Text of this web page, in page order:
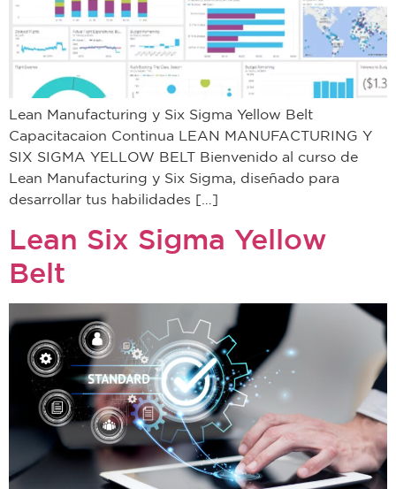
Lean Manufacturing y Six Sigma Yellow Belt
Capacitacaion Continua LEAN MANUFACTURING Y
SIX SIGMA YELLOW BELT Bienvenido al curso de
Lean Manufacturing y Six Sigma, diseñado para
desarrollar tus habilidades […]
Lean Six Sigma Yellow
Belt